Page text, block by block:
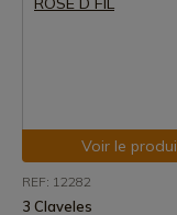
Voir le
REF: 12282
3 Claveles